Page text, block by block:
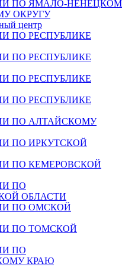
ПО ЯМАЛО-
ОКРУГУ
центр
ПО РЕСПУБЛИКЕ
ПО РЕСПУБЛИКЕ
ПО РЕСПУБЛИКЕ
ПО РЕСПУБЛИКЕ
ПО АЛТАЙСКОМУ
ПО ИРКУТСКОЙ
ПО КЕМЕРОВСКОЙ
ПО
ОБЛАСТИ
ПО ОМСКОЙ
ПО ТОМСКОЙ
ПО
КРАЮ